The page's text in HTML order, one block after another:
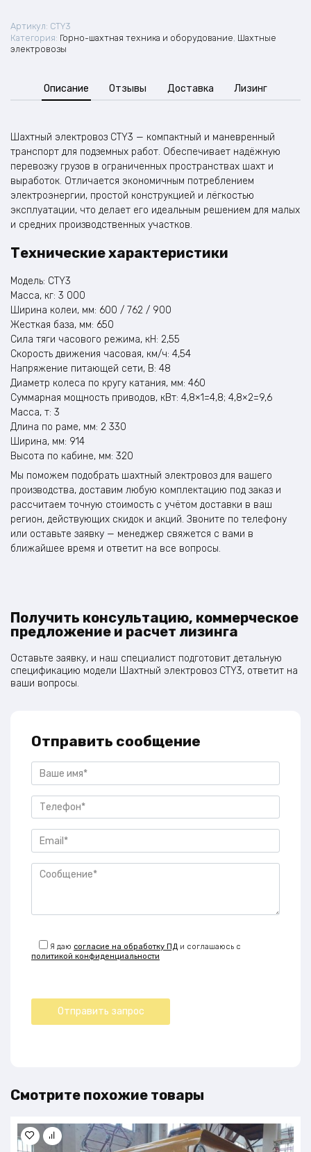
Артикул: CTY3
Категория: Горно-шахтная техника и оборудование, Шахтные
электровозы
Описание Отзывы Доставка Лизинг
Шахтный электровоз CTY3 — компактный и маневренный
транспорт для подземных работ. Обеспечивает надёжную
перевозку грузов в ограниченных пространствах шахт и
выработок. Отличается экономичным потреблением
электроэнергии, простой конструкцией и лёгкостью
эксплуатации, что делает его идеальным решением для малых
и средних производственных участков.
Технические характеристики
Модель: CTY3
Масса, кг: 3 000
Ширина колеи, мм: 600 / 762 / 900
Жесткая база, мм: 650
Сила тяги часового режима, кН: 2,55
Скорость движения часовая, км/ч: 4,54
Напряжение питающей сети, В: 48
Диаметр колеса по кругу катания, мм: 460
Суммарная мощность приводов, кВт: 4,8×1=4,8; 4,8×2=9,6
Масса, т: 3
Длина по раме, мм: 2 330
Ширина, мм: 914
Высота по кабине, мм: 320
Мы поможем подобрать шахтный электровоз для вашего
производства, доставим любую комплектацию под заказ и
рассчитаем точную стоимость с учётом доставки в ваш
регион, действующих скидок и акций. Звоните по телефону
или оставьте заявку — менеджер свяжется с вами в
ближайшее время и ответит на все вопросы.
Получить консультацию, коммерческое
предложение и расчет лизинга
Оставьте заявку, и наш специалист подготовит детальную
спецификацию модели Шахтный электровоз CTY3, ответит на
ваши вопросы.
Отправить сообщение
Я даюсогласие на обработку ПД и соглашаюсь с
политикой конфиденциальности
Смотрите похожие товары